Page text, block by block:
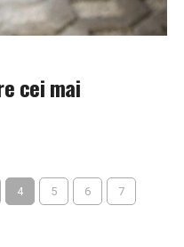
cei mai
4 5 6 7